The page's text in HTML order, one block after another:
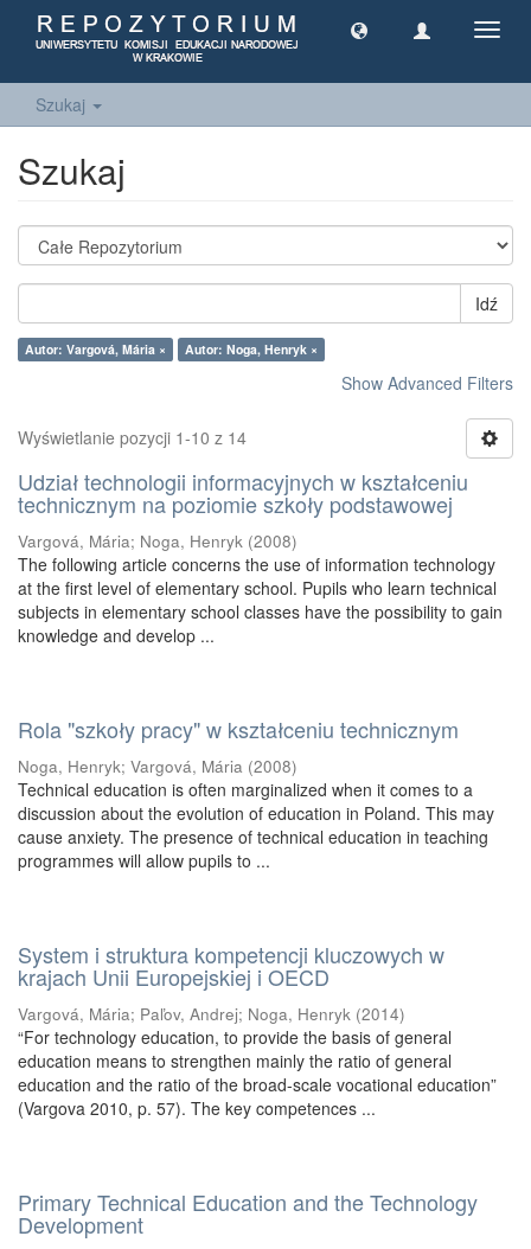
Szukaj
Szukaj
Idź
Autor: Vargová, Mária × Autor: Noga, Henryk ×
Show Advanced Filters
Wyświetlanie pozycji 1-10 z 14
Udział technologii informacyjnych w kształceniu
technicznym na poziomie szkoły podstawowej
Vargová, Mária; Noga, Henryk (2008)
The following article concerns the use of information technology
at the first level of elementary school. Pupils who learn technical
subjects in elementary school classes have the possibility to gain
knowledge and develop ...
Rola "szkoły pracy" w kształceniu technicznym
Noga, Henryk; Vargová, Mária (2008)
Technical education is often marginalized when it comes to a
discussion about the evolution of education in Poland. This may
cause anxiety. The presence of technical education in teaching
programmes will allow pupils to ...
System i struktura kompetencji kluczowych w
krajach Unii Europejskiej i OECD
Vargová, Mária; Paľov, Andrej; Noga, Henryk (2014)
“For technology education, to provide the basis of general
education means to strengthen mainly the ratio of general
education and the ratio of the broad-scale vocational education”
(Vargova 2010, p. 57). The key competences ...
Primary Technical Education and the Technology
Development